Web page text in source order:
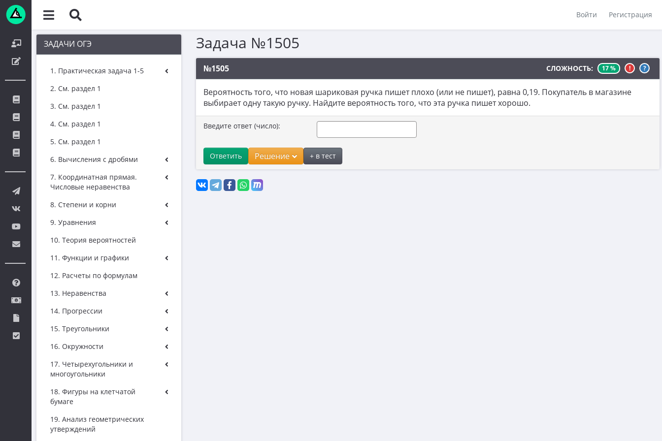
Войти Регистрация
ЗАДАЧИ ОГЭ
1. Практическая задача 1-5
2. См. раздел 1
3. См. раздел 1
4. См. раздел 1
5. См. раздел 1
6. Вычисления с дробями
7. Координатная прямая.
Числовые неравенства
8. Степени и корни
9. Уравнения
10. Теория вероятностей
11. Функции и графики
12. Расчеты по формулам
13. Неравенства
14. Прогрессии
15. Треугольники
16. Окружности
17. Четырехугольники и
многоугольники
18. Фигуры на клетчатой
бумаге
19. Анализ геометрических
утверждений
Задача №1505
№1505 СЛОЖНОСТЬ: 17 % ! ?
Вероятность того, что новая шариковая ручка пишет плохо (или не пишет), равна 0,19. Покупатель в магазине
выбирает одну такую ручку. Найдите вероятность того, что эта ручка пишет хорошо.
Введите ответ (число):
Ответить Решение + в тест